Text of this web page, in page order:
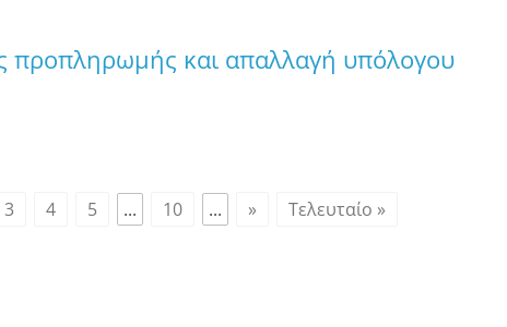
προπληρωμής και απαλλαγή υπόλογου
3 4 5 ... 10 ... » Τελευταίο »